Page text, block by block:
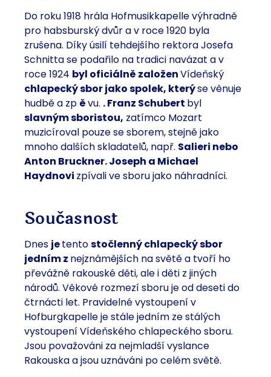
Do roku 1918 hrála Hofmusikkapelle výhradně
pro habsburský dvůr a v roce 1920 byla
zrušena. Díky úsilí tehdejšího rektora Josefa
Schnitta se podařilo na tradici navázat a v
roce 1924 byl oficiálně založenVídeňský
chlapecký sbor jako spolek, kterýse věnuje
hudbě a zp ěvu. . Franz Schubert byl
slavným sboristou, zatímco Mozart
muzicíroval pouze se sborem, stejně jako
mnoho dalších skladatelů, např. Salieri nebo
Anton Bruckner. Joseph a Michael
Haydnovi zpívali ve sboru jako náhradníci.
Současnost
Dnes jetentostočlenný chlapecký sbor
jedním z nejznámějších na světě a tvoří ho
převážně rakouské děti, ale i děti z jiných
národů. Věkové rozmezí sboru je od deseti do
čtrnácti let. Pravidelné vystoupení v
Hofburgkapelle je stále jedním ze stálých
vystoupení Vídeňského chlapeckého sboru.
Jsou považováni za nejmladší vyslance
Rakouska a jsou uznáváni po celém světě.